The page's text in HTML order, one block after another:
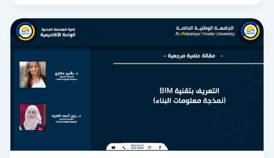
التعريف
بتقنية
BIM(نمذجة
البناء)